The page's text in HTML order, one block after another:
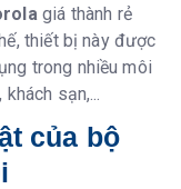
giá thành rẻ
thiết bị này được
trong nhiều môi
sạn,...
của bộ